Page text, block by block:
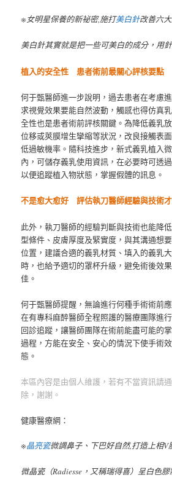
※女明星保養的新祕密,施打美白針改善六
美白針其實就是把一些可美白的成分，用
植入的安全性 患者術前最關心評核要點
何于甄醫師進一步說明，過去患者在考慮
求視覺效果要能自然波動，觸感也得仿真
全性也是患者術前評核關鍵。為降低義乳
位移或莢膜增生攣縮等狀況，改良接觸表
低過敏機率。隨科技進步，新式義乳植入
內，可儲存義乳使用資訊，在必要時可透
以便追蹤植入物狀態，掌握假體的訊息。
不是愈大愈好 評估執刀醫師經驗與技術
此外，執刀醫師的經驗判斷與技術也能降
型條件、皮膚厚度及緊實度，與其溝通想
位置，建議合適的義乳材質、填入的義乳
時，也給予適切的罩杯升級，避免術後效
佳。
何于甄醫師提醒，無論進行何種手術術前
在有專科麻醉醫師全程照護的醫療團隊進
回診追蹤，讓醫師團隊在術前能盡可能的
過程，方能在安全、安心的情況下使手術
態。
本區內容是由個人維護，若有不當資訊請
除，謝謝。
健康醫療網：
※晶亮瓷微調鼻子、下巴好自然,打造上相V
微晶瓷（Radiesse，又稱瑞得喜）呈白色